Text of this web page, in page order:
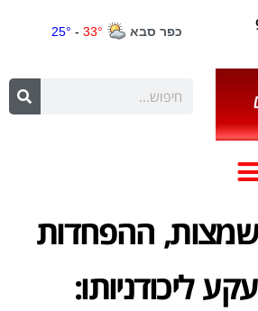
ההפחדות
ליכודניותו: